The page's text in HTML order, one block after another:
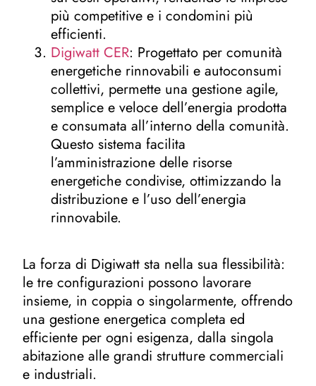
più competitive e i condomini più
efficienti.
Digiwatt CER: Progettato per comunità
energetiche rinnovabili e autoconsumi
collettivi, permette una gestione agile,
semplice e veloce dell’energia prodotta
e consumata all’interno della comunità.
Questo sistema facilita
l’amministrazione delle risorse
energetiche condivise, ottimizzando la
distribuzione e l’uso dell’energia
rinnovabile.
La forza di Digiwatt sta nella sua flessibilità:
le tre configurazioni possono lavorare
insieme, in coppia o singolarmente, offrendo
una gestione energetica completa ed
efficiente per ogni esigenza, dalla singola
abitazione alle grandi strutture commerciali
e industriali.